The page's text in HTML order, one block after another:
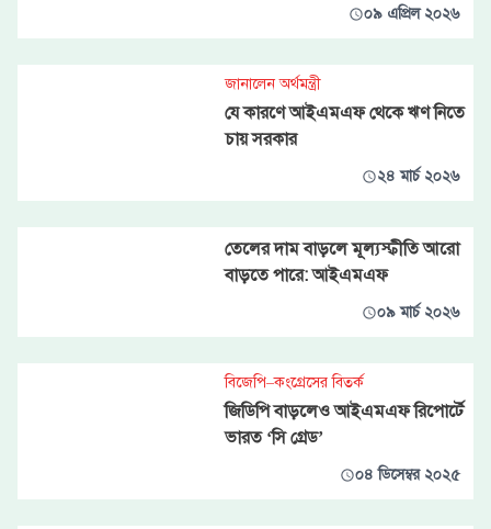
০৯ এপ্রিল ২০২৬
জানালেন অর্থমন্ত্রী
যে কারণে আইএমএফ থেকে ঋণ নিতে
চায় সরকার
২৪ মার্চ ২০২৬
তেলের দাম বাড়লে মূল্যস্ফীতি আরো
বাড়তে পারে: আইএমএফ
০৯ মার্চ ২০২৬
বিজেপি–কংগ্রেসের বিতর্ক
জিডিপি বাড়লেও আইএমএফ রিপোর্টে
ভারত ‘সি গ্রেড’
০৪ ডিসেম্বর ২০২৫